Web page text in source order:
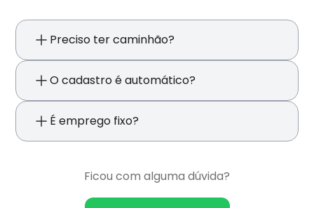
Preciso ter caminhão?
O cadastro é automático?
É emprego fixo?
Ficou com alguma dúvida?